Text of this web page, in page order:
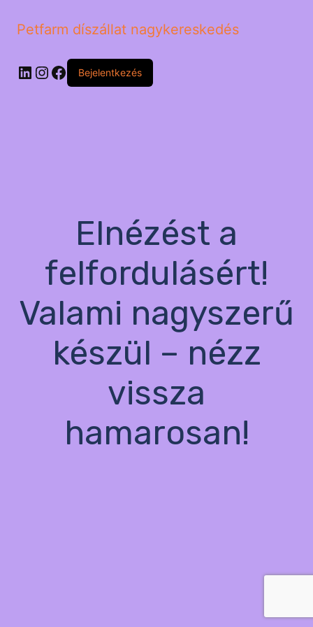
Petfarm díszállat nagykereskedés
LinkedIn
Instagram
Facebook
Bejelentkezés
Elnézést a
felfordulásért!
Valami nagyszerű
készül – nézz
vissza
hamarosan!